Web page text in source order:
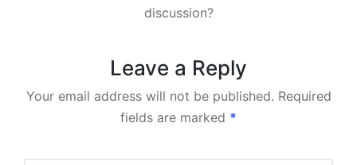
discussion?
Leave a Reply
Your email address will not be published. Required
fields are marked *